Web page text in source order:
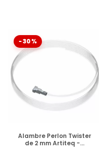
-30%
DISPONIBLE
Alambre Perlon Twister
de 2 mm Artiteq -...